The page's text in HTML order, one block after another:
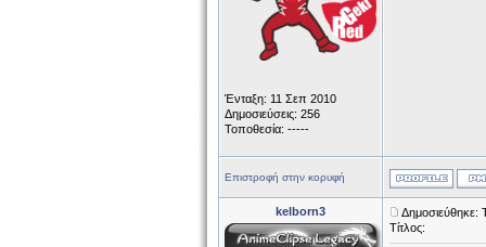
Ένταξη: 11 Σεπ 2010
Δημοσιεύσεις: 256
Τοποθεσία: -----
Επιστροφή στην κορυφή
kelborn3
Δημοσιεύθηκε:
Τίτλος: